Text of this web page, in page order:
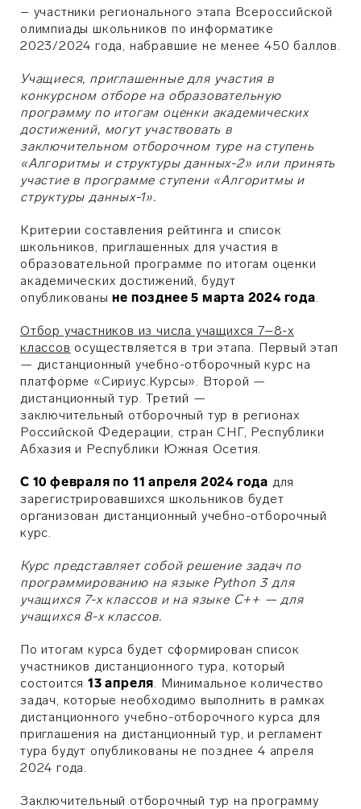
– участники регионального этапа Всероссийской
олимпиады школьников по информатике
2023/2024 года, набравшие не менее 450 баллов.
Учащиеся, приглашенные для участия в
конкурсном отборе на образовательную
программу по итогам оценки академических
достижений, могут участвовать в
заключительном отборочном туре на ступень
«Алгоритмы и структуры данных-2» или принять
участие в программе ступени «Алгоритмы и
структуры данных-1».
Критерии составления рейтинга и список
школьников, приглашенных для участия в
образовательной программе по итогам оценки
академических достижений, будут
опубликованыне позднее 5 марта 2024 года.
Отбор участников из числа учащихся 7–8-х
классов осуществляется в три этапа. Первый этап
— дистанционный учебно-отборочный курс на
платформе «Сириус.Курсы». Второй —
дистанционный тур. Третий —
заключительный отборочный тур в регионах
Российской Федерации, стран СНГ, Республики
Абхазия и Республики Южная Осетия.
С 10 февраля по 11 апреля 2024 года для
зарегистрировавшихся школьников будет
организован дистанционный учебно-отборочный
курс.
Курс представляет собой решение задач по
программированию на языке Python 3 для
учащихся 7-х классов и на языке С++ — для
учащихся 8-х классов.
По итогам курса будет сформирован список
участников дистанционного тура, который
состоится13 апреля. Минимальное количество
задач, которые необходимо выполнить в рамках
дистанционного учебно-отборочного курса для
приглашения на дистанционный тур, и регламент
тура будут опубликованы не позднее 4 апреля
2024 года.
Заключительный отборочный тур на программу